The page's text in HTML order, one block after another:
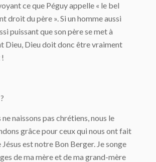
ce que Péguy appelle « le bel
droit du père ». Si un homme aussi
puissant que son père se met à
Dieu, Dieu doit donc être vraiment
ne naissons pas chrétiens, nous le
grâce pour ceux qui nous ont fait
est notre Bon Berger. Je songe
de ma mère et de ma grand-mère